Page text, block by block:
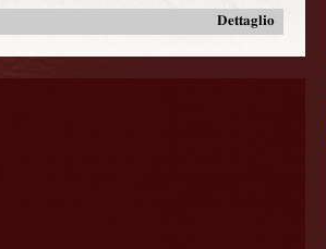
Dettaglio